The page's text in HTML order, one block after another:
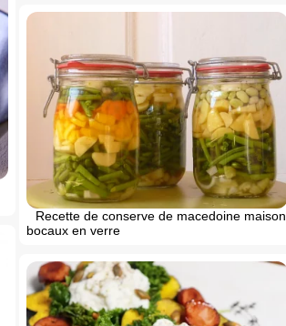
Recette de conserve de macedoine maison
bocaux en verre